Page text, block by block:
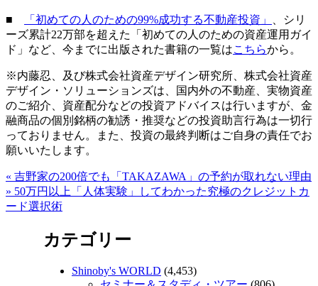
■ 「初めての人のための99%成功する不動産投資」
、シリ
ーズ累計22万部を超えた「初めての人のための資産運用ガイ
ド」など、今までに出版された書籍の一覧はこちらから。
※内藤忍、及び株式会社資産デザイン研究所、株式会社資産
デザイン・ソリューションズは、国内外の不動産、実物資産
のご紹介、資産配分などの投資アドバイスは行いますが、金
融商品の個別銘柄の勧誘・推奨などの投資助言行為は一切行
っておりません。また、投資の最終判断はご自身の責任でお
願いいたします。
« 吉野家の200倍でも「TAKAZAWA」の予約が取れない理由
» 50万円以上「人体実験」してわかった究極のクレジットカ
ード選択術
カテゴリー
Shinoby's WORLD (4,453)